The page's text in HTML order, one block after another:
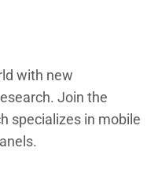
with new
Join the
specializes in mobile